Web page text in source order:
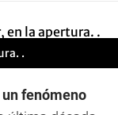
.
fenómeno